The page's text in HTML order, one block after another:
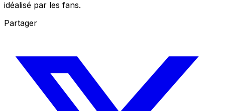
idéalisé par les fans.
Partager